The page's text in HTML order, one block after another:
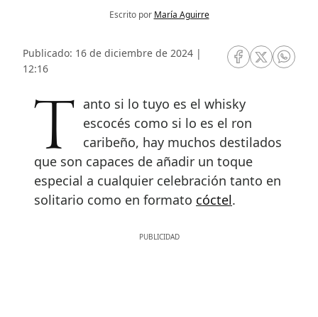
Escrito por María Aguirre
Publicado: 16 de diciembre de 2024 |
12:16
RRSS Facebook
RRSSRRSS
Tanto si lo tuyo es el whisky escocés como si lo es el ron
caribeño, hay muchos destilados
que son capaces de añadir un toque
especial a cualquier celebración tanto en
solitario como en formato cóctel.